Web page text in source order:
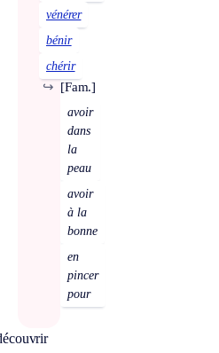
vénérer
bénir
chérir
[Fam.]
↪
avoir
dans
la
peau
avoir
à la
bonne
en
pincer
pour